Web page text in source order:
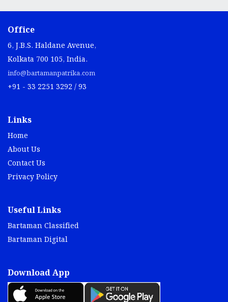
Office
6, J.B.S. Haldane Avenue,
Kolkata 700 105, India.
info@bartamanpatrika.com
+91 - 33 2251 3292 / 93
Links
Home
About Us
Contact Us
Privacy Policy
Useful Links
Bartaman Classified
Bartaman Digital
Download App